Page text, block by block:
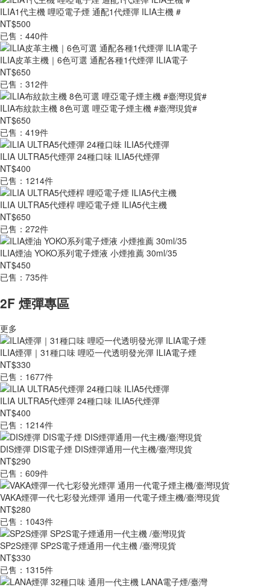
ILIA1代主機 哩啞電子煙 通配1代煙彈 ILIA主機 #
NT$500
已售：440件
ILIA皮革主機｜6色可選 通配各種1代煙彈 ILIA電子
NT$650
已售：312件
ILIA布紋款主機 8色可選 哩亞電子煙主機 #臺灣現貨#
NT$650
已售：419件
ILIA ULTRA5代煙彈 24種口味 ILIA5代煙彈
NT$400
已售：1214件
ILIA ULTRA5代煙桿 哩啞電子煙 ILIA5代主機
NT$650
已售：272件
ILIA煙油 YOKO系列電子煙液 小煙推薦 30ml/35
NT$450
已售：735件
2F 煙彈專區
更多
ILIA煙彈｜31種口味 哩啞一代透明發光彈 ILIA電子煙
NT$330
已售：1677件
ILIA ULTRA5代煙彈 24種口味 ILIA5代煙彈
NT$400
已售：1214件
DIS煙彈 DIS電子煙 DIS煙彈通用一代主機/臺灣現貨
NT$290
已售：609件
VAKA煙彈一代七彩發光煙彈 通用一代電子煙主機/臺灣現貨
NT$280
已售：1043件
SP2S煙彈 SP2S電子煙通用一代主機 /臺灣現貨
NT$330
已售：1315件